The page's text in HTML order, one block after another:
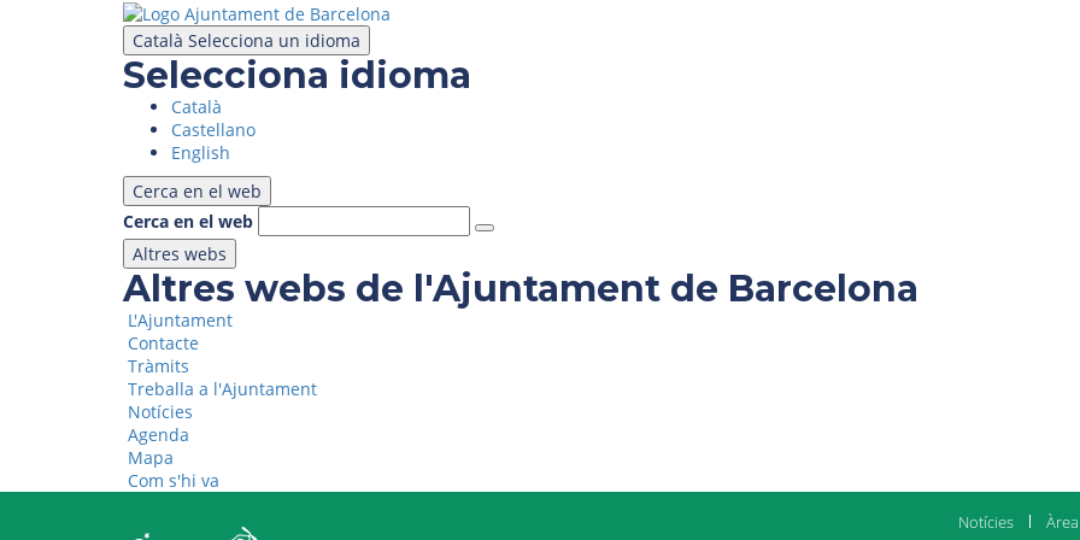
Català Selecciona un idioma
Selecciona idioma
Català
Castellano
English
Cerca en el web
Cerca en el web
Altres webs
Altres webs de l'Ajuntament de Barcelona
L'Ajuntament
Contacte
Tràmits
Treballa a l'Ajuntament
Notícies
Agenda
Mapa
Com s'hi va
Notícies